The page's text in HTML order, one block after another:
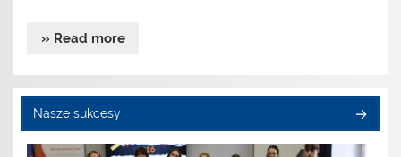
» Read more
Nasze sukcesy